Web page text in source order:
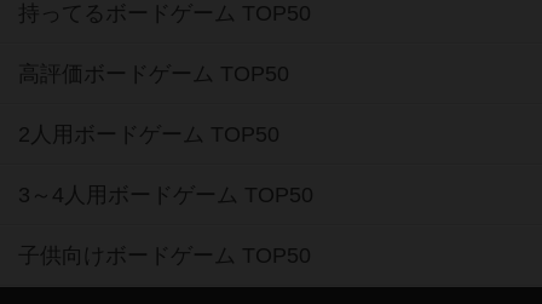
持ってるボードゲーム TOP50
高評価ボードゲーム TOP50
2人用ボードゲーム TOP50
3～4人用ボードゲーム TOP50
子供向けボードゲーム TOP50